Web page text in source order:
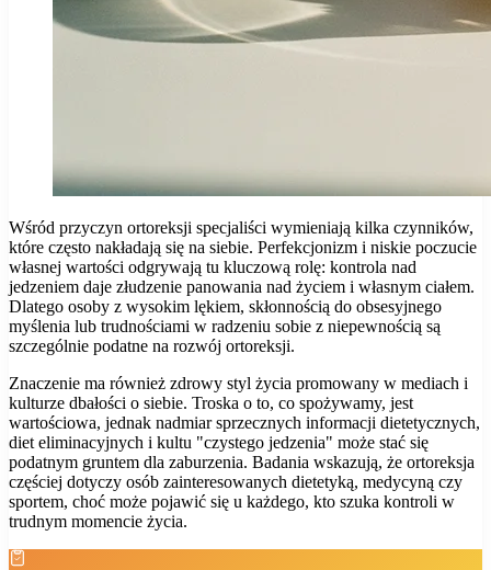
Wśród przyczyn ortoreksji specjaliści wymieniają kilka czynników,
które często nakładają się na siebie. Perfekcjonizm i niskie poczucie
własnej wartości odgrywają tu kluczową rolę: kontrola nad
jedzeniem daje złudzenie panowania nad życiem i własnym ciałem.
Dlatego osoby z wysokim lękiem, skłonnością do obsesyjnego
myślenia lub trudnościami w radzeniu sobie z niepewnością są
szczególnie podatne na rozwój ortoreksji.
Znaczenie ma również zdrowy styl życia promowany w mediach i
kulturze dbałości o siebie. Troska o to, co spożywamy, jest
wartościowa, jednak nadmiar sprzecznych informacji dietetycznych,
diet eliminacyjnych i kultu "czystego jedzenia" może stać się
podatnym gruntem dla zaburzenia. Badania wskazują, że ortoreksja
częściej dotyczy osób zainteresowanych dietetyką, medycyną czy
sportem, choć może pojawić się u każdego, kto szuka kontroli w
trudnym momencie życia.